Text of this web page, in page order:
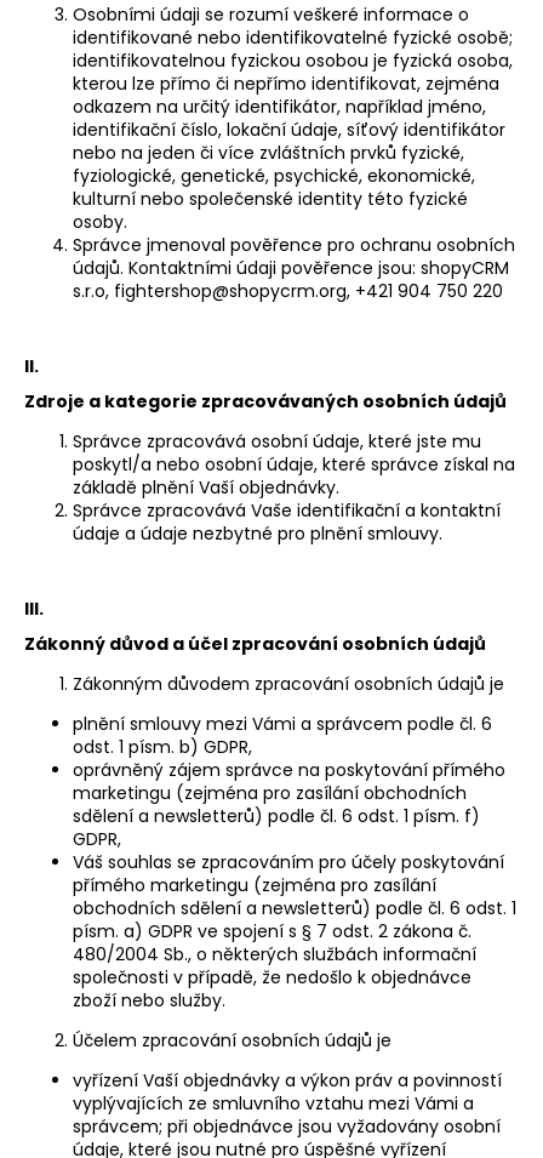
Osobními údaji se rozumí veškeré informace o
identifikované nebo identifikovatelné fyzické osobě;
identifikovatelnou fyzickou osobou je fyzická osoba,
kterou lze přímo či nepřímo identifikovat, zejména
odkazem na určitý identifikátor, například jméno,
identifikační číslo, lokační údaje, síťový identifikátor
nebo na jeden či více zvláštních prvků fyzické,
fyziologické, genetické, psychické, ekonomické,
kulturní nebo společenské identity této fyzické
osoby.
Správce jmenoval pověřence pro ochranu osobních
údajů. Kontaktními údaji pověřence jsou: shopyCRM
s.r.o, fightershop@shopycrm.org, +421 904 750 220
II.
Zdroje a kategorie zpracovávaných osobních údajů
Správce zpracovává osobní údaje, které jste mu
poskytl/a nebo osobní údaje, které správce získal na
základě plnění Vaší objednávky.
Správce zpracovává Vaše identifikační a kontaktní
údaje a údaje nezbytné pro plnění smlouvy.
III.
Zákonný důvod a účel zpracování osobních údajů
Zákonným důvodem zpracování osobních údajů je
plnění smlouvy mezi Vámi a správcem podle čl. 6
odst. 1 písm. b) GDPR,
oprávněný zájem správce na poskytování přímého
marketingu (zejména pro zasílání obchodních
sdělení a newsletterů) podle čl. 6 odst. 1 písm. f)
GDPR,
Váš souhlas se zpracováním pro účely poskytování
přímého marketingu (zejména pro zasílání
obchodních sdělení a newsletterů) podle čl. 6 odst. 1
písm. a) GDPR ve spojení s § 7 odst. 2 zákona č.
480/2004 Sb., o některých službách informační
společnosti v případě, že nedošlo k objednávce
zboží nebo služby.
Účelem zpracování osobních údajů je
vyřízení Vaší objednávky a výkon práv a povinností
vyplývajících ze smluvního vztahu mezi Vámi a
správcem; při objednávce jsou vyžadovány osobní
údaje, které jsou nutné pro úspěšné vyřízení
n
KŠILTOVKA
VENUM
CLASSIC
CAP
VENUM-
035
€24,30